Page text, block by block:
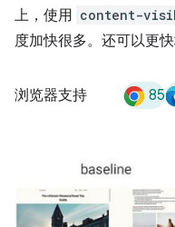
上，使用 content-
度加快很多。还可以更
浏览器支持 85